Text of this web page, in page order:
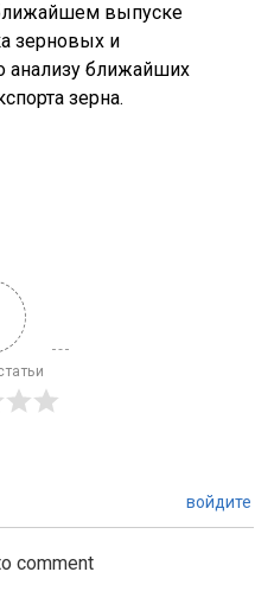
выпуске
зерновых и
анализу ближайших
зерна.
войдите
comment